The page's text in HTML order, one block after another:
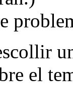
el